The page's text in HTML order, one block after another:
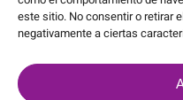
este sitio. No consentir o retirar
negativamente a ciertas
de lunes a